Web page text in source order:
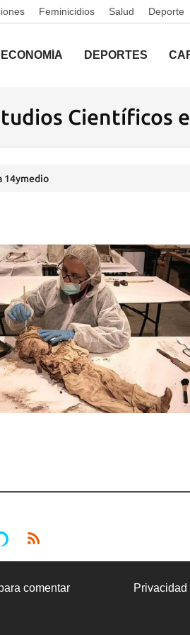
Feminicidios Salud Deporte
ECONOMÍA DEPORTES
Científicos
14ymedio
comentar